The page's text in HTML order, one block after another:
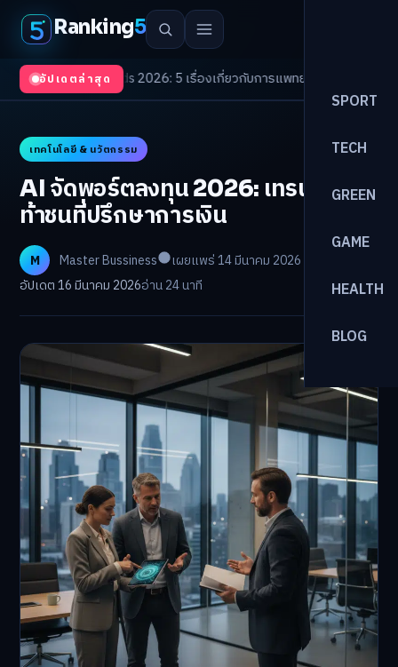
Ranking5
SPORT
TECH
GREEN
GAME
HEALTH
BLOG
อัปเดตล่าสุด
Trends 2026: 5 เรื่องเกี่ยวกับการแพทย์ที่ควรรู้/ดอกเบี้ยขาขึ้นรอบใหม่!
เทคโนโลยี & นวัตกรรม
AI จัดพอร์ตลงทุน 2026: เทรนด์ใหม่
ท้าชนที่ปรึกษาการเงิน
M Master Bussiness
เผยแพร่ 14 มีนาคม 2026
อัปเดต 16 มีนาคม 2026อ่าน 24 นาที